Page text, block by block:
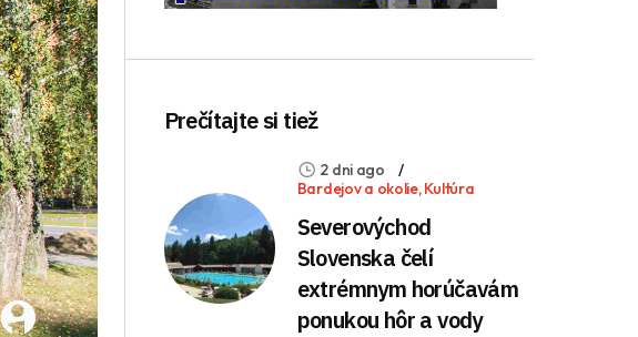
Prečítajte si tiež
2 dni ago
Bardejov a okolie,Kultúra
Severovýchod
Slovenska čelí
extrémnym horúčavám
ponukou hôr a vody